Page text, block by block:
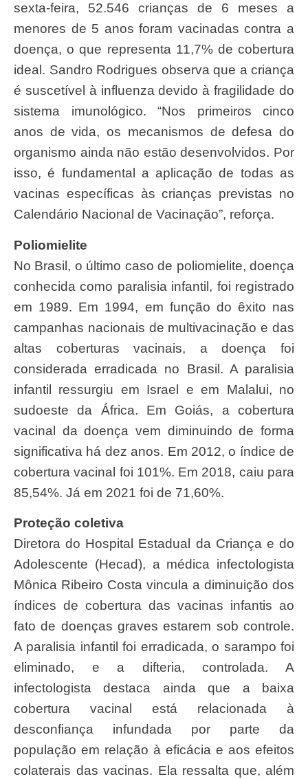
sexta-feira, 52.546 crianças de 6 meses a
menores de 5 anos foram vacinadas contra a
doença, o que representa 11,7% de cobertura
ideal. Sandro Rodrigues observa que a criança
é suscetível à influenza devido à fragilidade do
sistema imunológico. “Nos primeiros cinco
anos de vida, os mecanismos de defesa do
organismo ainda não estão desenvolvidos. Por
isso, é fundamental a aplicação de todas as
vacinas específicas às crianças previstas no
Calendário Nacional de Vacinação”, reforça.
Poliomielite
No Brasil, o último caso de poliomielite, doença
conhecida como paralisia infantil, foi registrado
em 1989. Em 1994, em função do êxito nas
campanhas nacionais de multivacinação e das
altas coberturas vacinais, a doença foi
considerada erradicada no Brasil. A paralisia
infantil ressurgiu em Israel e em Malalui, no
sudoeste da África. Em Goiás, a cobertura
vacinal da doença vem diminuindo de forma
significativa há dez anos. Em 2012, o índice de
cobertura vacinal foi 101%. Em 2018, caiu para
85,54%. Já em 2021 foi de 71,60%.
Proteção coletiva
Diretora do Hospital Estadual da Criança e do
Adolescente (Hecad), a médica infectologista
Mônica Ribeiro Costa vincula a diminuição dos
índices de cobertura das vacinas infantis ao
fato de doenças graves estarem sob controle.
A paralisia infantil foi erradicada, o sarampo foi
eliminado, e a difteria, controlada. A
infectologista destaca ainda que a baixa
cobertura vacinal está relacionada à
desconfiança infundada por parte da
população em relação à eficácia e aos efeitos
colaterais das vacinas. Ela ressalta que, além